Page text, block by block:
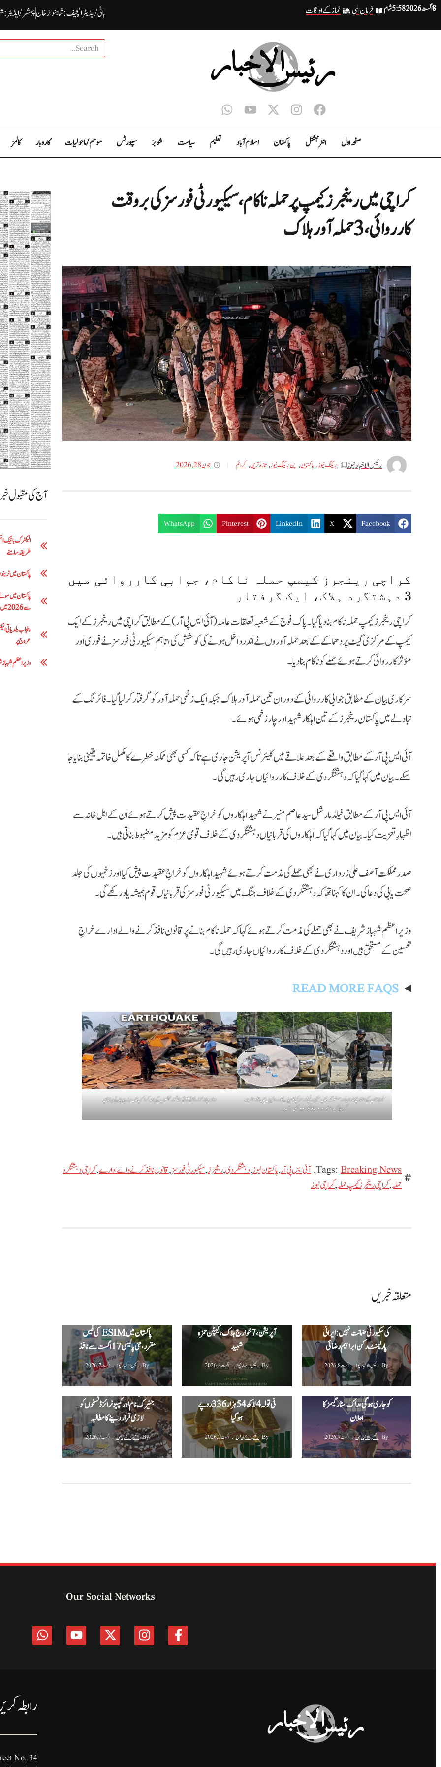
8 اگست 2026 5:58 شام فرمان الہی نماز کے اوقات بانی / ایڈیٹرانچیف : شاہنواز خانپبلشر/ ایڈیٹر :
صفحہ اول انٹر نیشنل پاکستان اسلام آباد تعلیم سیاست شوبز سپورٹس موسم / ما حولیات کاروبار کالمز
کراچی میں رینجرز کیمپ پر حملہ ناکام، سیکیورٹی فورسز کی بروقت
کارروائی، 3 حملہ آور ہلاک
رئیس الاخبار نیوز بریکنگ نیوز, پاکستان, پن بریکنگ نیوز,تازه ترین, کرائم جون 28, 2026
Facebook
X
LinkedIn
Pinterest
WhatsApp
کراچی رینجرز کیمپ حملہ ناکام، جوابی کارروائی میں
3 دہشتگرد ہلاک، ایک گرفتار
کراچی رینجرز کیمپ حملہ ناکام بنا دیا گیا۔ پاک فوج کے شعبہ تعلقات عامہ (آئی ایس پی آر) کے مطابق کراچی میں رینجرز کے ایک
کیمپ کے مرکزی گیٹ پر دھماکے کے بعد حملہ آوروں نے اندر داخل ہونے کی کوشش کی، تاہم سیکیورٹی فورسز نے فوری اور
مؤثر کارروائی کرتے ہوئے حملے کو ناکام بنا دیا۔
سرکاری بیان کے مطابق جوابی کارروائی کے دوران تین حملہ آور ہلاک جبکہ ایک زخمی حملہ آور کو گرفتار کر لیا گیا۔ فائرنگ کے
تبادلے میں پاکستان رینجرز کے تین اہلکار شہید اور چار زخمی ہوئے۔
آئی ایس پی آر کے مطابق واقعے کے بعد علاقے میں کلیئرنس آپریشن جاری ہے تاکہ کسی بھی ممکنہ خطرے کا مکمل خاتمہ یقینی بنایا جا
سکے۔ بیان میں کہا گیا کہ دہشتگردی کے خلاف کارروائیاں جاری رہیں گی۔
آئی ایس پی آر کے مطابق فیلڈ مارشل سید عاصم منیر نے شہید اہلکاروں کو خراجِ عقیدت پیش کرتے ہوئے ان کے اہل خانہ سے
اظہارِ تعزیت کیا۔ بیان میں کہا گیا کہ اہلکاروں کی قربانیاں دہشتگردی کے خلاف قومی عزم کو مزید مضبوط بناتی ہیں۔
صدر مملکت آصف علی زرداری نے بھی حملے کی مذمت کرتے ہوئے شہید اہلکاروں کو خراجِ عقیدت پیش کیا اور زخمیوں کی جلد
صحت یابی کی دعا کی۔ ان کا کہنا تھا کہ دہشتگردی کے خلاف جنگ میں سیکیورٹی فورسز کی قربانیاں قوم ہمیشہ یاد رکھے گی۔
وزیراعظم شہباز شریف نے بھی حملے کی مذمت کرتے ہوئے کہا کہ حملہ ناکام بنانے پر قانون نافذ کرنے والے ادارے خراجِ
تحسین کے مستحق ہیں اور دہشتگردی کے خلاف کارروائیاں جاری رہیں گی۔
READ MORE FAQS
بلوچستان کے اضلاع خاران اور مستونگ میں سیکیورٹی فورسز کی کامیاب کارروائیوں میں 8 دہشت
گرد ہلاک، اسلحہ اور دھماکا خیز مواد بھی برآمد۔
وینزویلا زلزلہ 2026: طاقتور جھٹکوں کے بعد کراکس میں بڑے پیمانے پر تباہی
Tags: Breaking News
,آئی ایس پی آر,پاکستان نیوز,دہشتگردی,رینجرز,سیکیورٹی فورسز,قانون نافذ کرنے والے ادارے,کراچی دہشتگرد
حملہ,کراچی رینجرز کیمپ حملہ,کراچی نیوز
متعلقہ خبریںپاکستان سعودی عرب اور ترکیہ
کی سکیورٹی ضمانت نہیں: ایرانی
پارلیمنٹ رکن ابراہیم رضائی
By رئیس الاخبار نیوز اگست 8, 2026
آپریشن، 7 خوارج ہلاک، کیپٹن حمزہ
شہید
By رئیس الاخبار نیوز اگست 8, 2026
پاکستان میں ESIM کی فیس
مقرر، نئی پالیسی 17 اگست سے نافذ
By رئیس الاخبار نیوز اگست 7, 2026
جی ٹی اے 6 کی نئی جھلک 27 اگست
کو جاری ہوگی، راک اسٹار گیمز کا
اعلان
By رئیس الاخبار نیوز اگست 7, 2026
پاکستان میں سونے کی قیمت میں
مسلسل تیسرے روز بھی بڑا اضافہ،
فی تولہ 4 لاکھ 54 ہزار 336 روپے
ہوگیا
By رئیس الاخبار نیوز اگست 7, 2026
کے پی اسمبلی میں ادویات کے
جنیرک نام اور کمپیوٹرائزڈ نسخوں کو
لازمی قرار دینے کا مطالبہ
By رئیس الاخبار نیوز اگست 7, 2026
آج کی مقبول
طریقہ سامنے
پاکستان میں
سے 2026 میں 5 لاکھ 63 ہزار روپے تک
عروج پر
وزیراعظم
Our Social Networks
رابطہ
No. 34